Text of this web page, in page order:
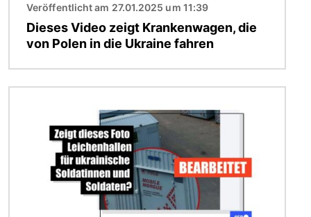
Veröffentlicht am 27.01.2025 um 11:39
Dieses Video zeigt Krankenwagen, die
von Polen in die Ukraine fahren